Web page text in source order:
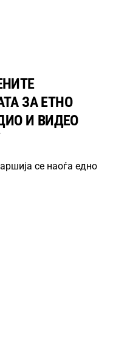
ЗА ЕТНО
И ВИДЕО
се наоѓа едно